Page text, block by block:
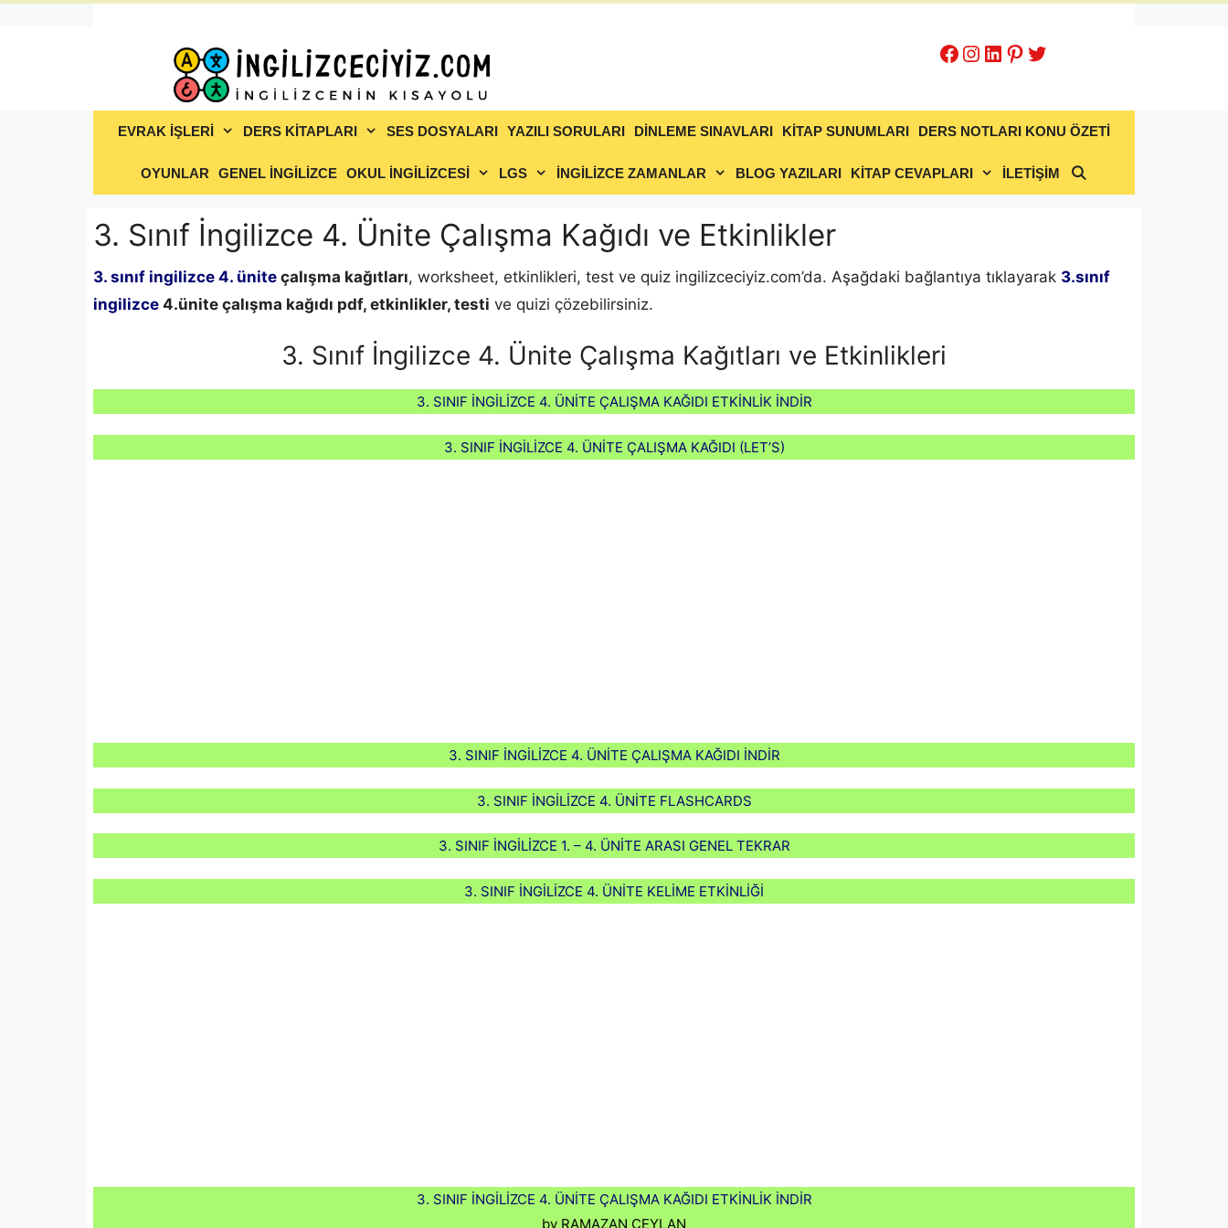
Facebook
Instagram
LinkedIn
Pinterest
Twitter
EVRAK İŞLERİ DERS KİTAPLARI SES DOSYALARI YAZILI SORULARI DİNLEME SINAVLARI KİTAP SUNUMLARI DERS NOTLARI KONU ÖZETİ
OYUNLAR GENEL İNGİLİZCE OKUL İNGİLİZCESİ LGS İNGİLİZCE ZAMANLAR BLOG YAZILARI KİTAP CEVAPLARI İLETİŞİM
3. Sınıf İngilizce 4. Ünite Çalışma Kağıdı ve Etkinlikler
3. sınıf ingilizce 4. ünite çalışma kağıtları, worksheet, etkinlikleri, test ve quiz ingilizceciyiz.com’da. Aşağdaki bağlantıya tıklayarak 3.sınıf
ingilizce 4.ünite çalışma kağıdı pdf, etkinlikler, testi ve quizi çözebilirsiniz.
3. Sınıf İngilizce 4. Ünite Çalışma Kağıtları ve Etkinlikleri
3. SINIF İNGİLİZCE 4. ÜNİTE ÇALIŞMA KAĞIDI ETKİNLİK İNDİR
3. SINIF İNGİLİZCE 4. ÜNİTE ÇALIŞMA KAĞIDI (LET’S)
3. SINIF İNGİLİZCE 4. ÜNİTE ÇALIŞMA KAĞIDI İNDİR
3. SINIF İNGİLİZCE 4. ÜNİTE FLASHCARDS
3. SINIF İNGİLİZCE 1. – 4. ÜNİTE ARASI GENEL TEKRAR
3. SINIF İNGİLİZCE 4. ÜNİTE KELİME ETKİNLİĞİ
3. SINIF İNGİLİZCE 4. ÜNİTE ÇALIŞMA KAĞIDI ETKİNLİK İNDİR
by RAMAZAN CEYLAN